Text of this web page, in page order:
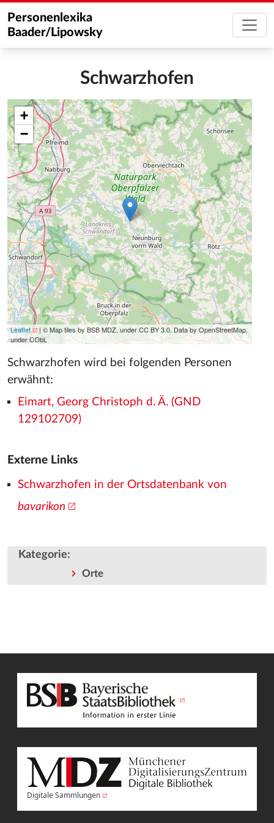
Personenlexika
Baader/Lipowsky
Schwarzhofen
+
−
Leaflet
| © Map tiles by BSB MDZ, under CC BY 3.0. Data by OpenStreetMap,
under ODbL
Schwarzhofen wird bei folgenden Personen
erwähnt:
Eimart, Georg Christoph d. Ä. (GND
129102709)
Externe Links
Schwarzhofen in der Ortsdatenbank von
bavarikon
Kategorie:
Orte
Digitale Sammlungen